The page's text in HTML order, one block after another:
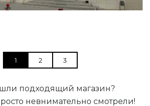
1 2 3
подходящий магазин?
невнимательно смотрели!